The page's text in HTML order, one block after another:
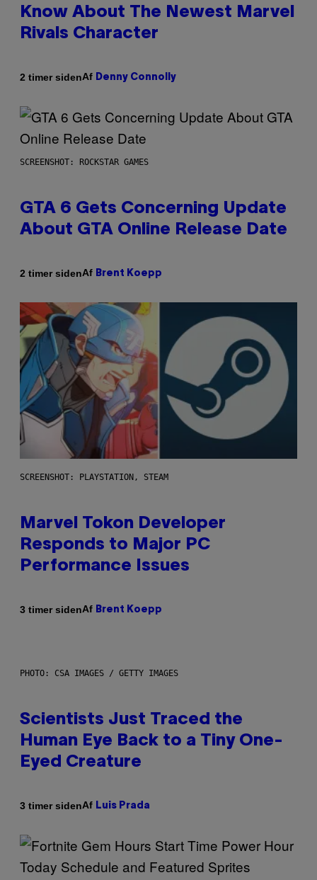
Know About The Newest Marvel
Rivals Character
2 timer sidenAf Denny Connolly
SCREENSHOT: ROCKSTAR GAMES
GTA 6 Gets Concerning Update
About GTA Online Release Date
2 timer sidenAf Brent Koepp
SCREENSHOT: PLAYSTATION, STEAM
Marvel Tokon Developer
Responds to Major PC
Performance Issues
3 timer sidenAf Brent Koepp
PHOTO: CSA IMAGES / GETTY IMAGES
Scientists Just Traced the
Human Eye Back to a Tiny One-
Eyed Creature
3 timer sidenAf Luis Prada